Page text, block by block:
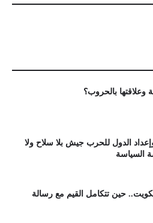
وعلاقتها بالحروب؟
الدول للحرب جيش بلا سلاح ولا
السياسة
حين تتكامل القيم مع رسالة